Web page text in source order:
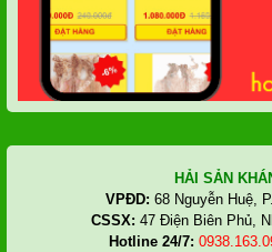
HẢI SẢN
VPĐD: 68 Nguyễn Huệ,
CSSX: 47 Điện Biên Phủ,
Hotline 24/7: